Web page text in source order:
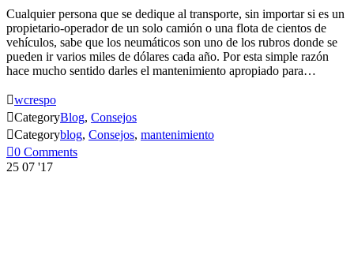
Cualquier persona que se dedique al transporte, sin importar si es un
propietario-operador de un solo camión o una flota de cientos de
vehículos, sabe que los neumáticos son uno de los rubros donde se
pueden ir varios miles de dólares cada año. Por esta simple razón
hace mucho sentido darles el mantenimiento apropiado para…
wcrespo
CategoryBlog, Consejos
Categoryblog, Consejos, mantenimiento
0 Comments
25 07 '17